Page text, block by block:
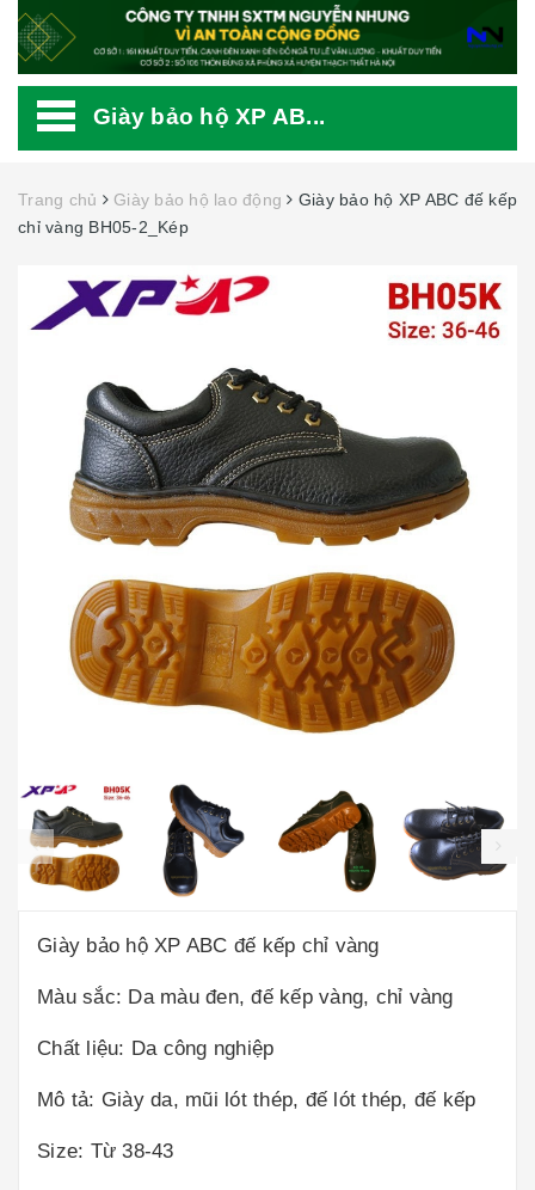
Giày bảo hộ XP AB...
Trang chủ Giày bảo hộ lao động
Giày bảo hộ XP ABC đế kếp
chỉ vàng BH05-2_Kép
prev
Giày bảo hộ XP ABC đế kếp chỉ vàng
Màu sắc: Da màu đen, đế kếp vàng, chỉ vàng
Chất liệu: Da công nghiệp
Mô tả: Giày da, mũi lót thép, đế lót thép, đế kếp
Size: Từ 38-43